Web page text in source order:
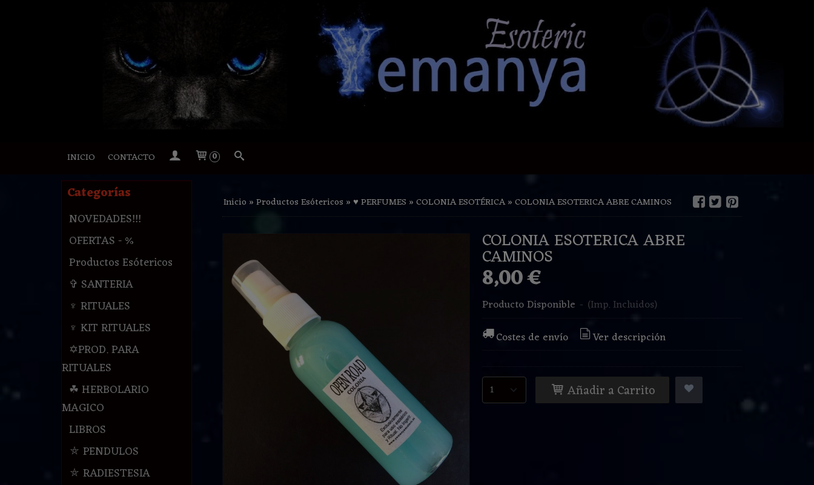
INICIO CONTACTO 0
Categorías
NOVEDADES!!!
OFERTAS - %
Productos Esótericos
✞ SANTERIA
♆ RITUALES
♆ KIT RITUALES
✡PROD. PARA
RITUALES
☘ HERBOLARIO
MAGICO
LIBROS
⛤ PENDULOS
⛤ RADIESTESIA
Inicio »Productos Esótericos »♥ PERFUMES »COLONIA ESOTÉRICA»COLONIA ESOTERICA ABRE CAMINOS
COLONIA ESOTERICA ABRE
CAMINOS
8,00 €
Producto Disponible - (Imp. Incluidos)
Costes de envío
Ver descripción
Añadir a Carrito